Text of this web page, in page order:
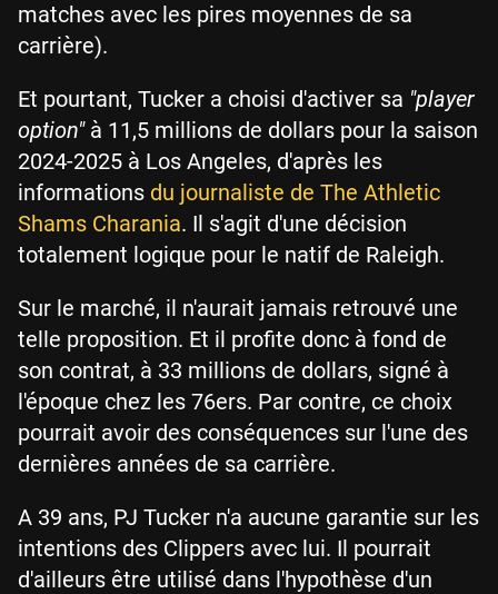
matches avec les pires moyennes de sa
carrière).
Et pourtant, Tucker a choisi d'activer sa "player
option"à 11,5 millions de dollars pour la saison
2024-2025 à Los Angeles, d'après les
informations du journaliste de The Athletic
Shams Charania. Il s'agit d'une décision
totalement logique pour le natif de Raleigh.
Sur le marché, il n'aurait jamais retrouvé une
telle proposition. Et il profite donc à fond de
son contrat, à 33 millions de dollars, signé à
l'époque chez les 76ers. Par contre, ce choix
pourrait avoir des conséquences sur l'une des
dernières années de sa carrière.
A 39 ans, PJ Tucker n'a aucune garantie sur les
intentions des Clippers avec lui. Il pourrait
d'ailleurs être utilisé dans l'hypothèse d'un